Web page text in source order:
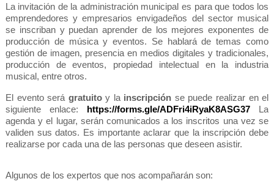
La invitación de la administración municipal es para que todos los
emprendedores y empresarios envigadeños del sector musical
se inscriban y puedan aprender de los mejores exponentes de
producción de música y eventos. Se hablará de temas como
gestión de imagen, presencia en medios digitales y tradicionales,
producción de eventos, propiedad intelectual en la industria
musical, entre otros.
El evento será gratuitoy la inscripción se puede realizar en el
siguiente enlace: https://forms.gle/ADFri4iRyaK8ASG37 La
agenda y el lugar, serán comunicados a los inscritos una vez se
validen sus datos. Es importante aclarar que la inscripción debe
realizarse por cada una de las personas que deseen asistir.
Algunos de los expertos que nos acompañarán son: